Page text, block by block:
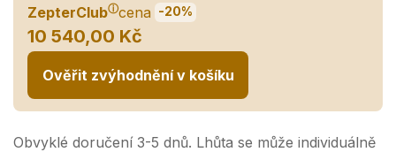
ZepterClubⓘcena -20%
10 540,00 Kč
Ověřit zvýhodnění v košíku
Obvyklé doručení 3-5 dnů. Lhůta se může individuálně